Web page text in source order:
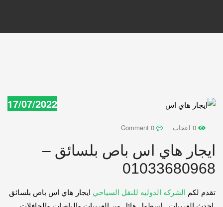
17/07/2022
ايجار هاي اس باص بلسائق –
01033680968
تقدم لكم الشركه الدوليه للنقل السياحي ايجار هاي اس باص بلسائق